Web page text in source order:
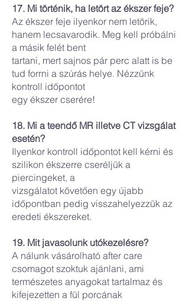
17. Mi történik, ha letört az ékszer feje?
Az ékszer feje ilyenkor nem letörik,
hanem lecsavarodik. Meg kell próbálni
a másik felét bent
tartani, mert sajnos pár perc alatt is be
tud forrni a szúrás helye. Nézzünk
kontroll időpontot
egy ékszer cserére!
18. Mi a teendő MR illetve CT vizsgálat
esetén?
Ilyenkor kontroll időpontot kell kérni és
szilikon ékszerre cseréljük a
piercingeket, a
vizsgálatot követően egy újabb
időpontban pedig visszahelyezzük az
eredeti ékszereket.
19. Mit javasolunk utókezelésre?
A nálunk vásárolható after care
csomagot szoktuk ajánlani, ami
természetes anyagokat tartalmaz és
kifejezetten a fül porcának